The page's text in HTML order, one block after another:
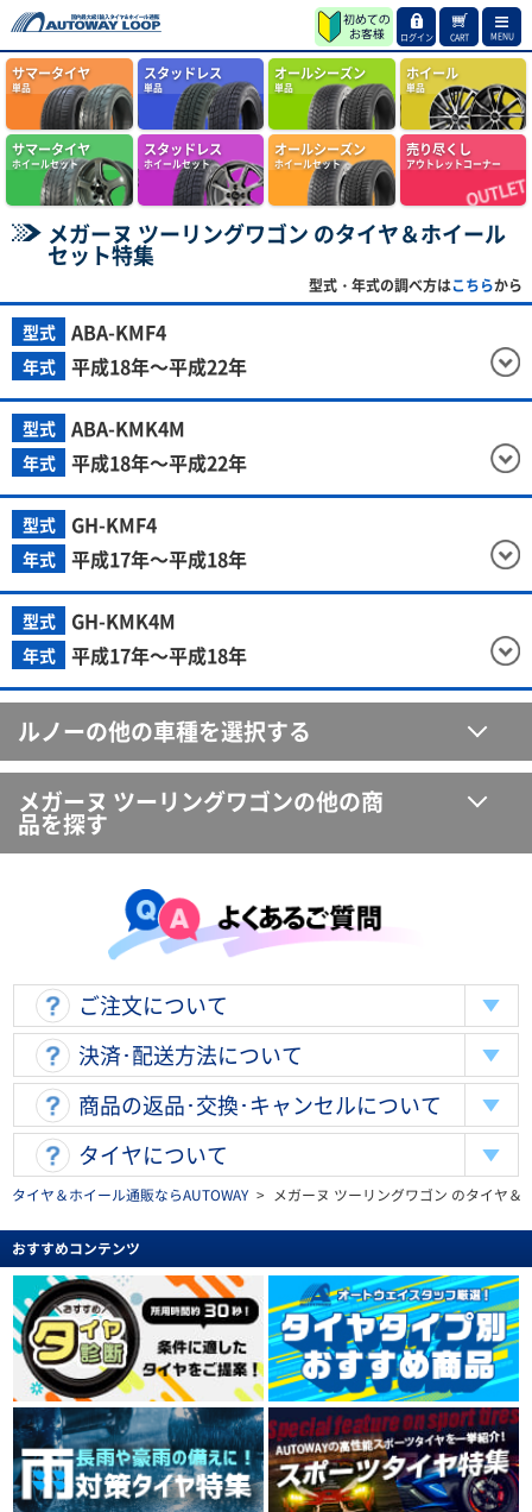
ログイン CART MENU
サマータイヤ
単品
スタッドレス
単品
オールシーズン
単品
ホイール
単品
サマータイヤ
ホイールセット
スタッドレス
ホイールセット
オールシーズン
ホイールセット
売り尽くし
アウトレットコーナー
メガーヌ ツーリングワゴン のタイヤ＆ホイール
セット特集
型式・年式の調べ方はこちらから
型式 ABA-KMF4
年式 平成18年～平成22年
型式 ABA-KMK4M
年式 平成18年～平成22年
型式 GH-KMF4
年式 平成17年～平成18年
型式 GH-KMK4M
年式 平成17年～平成18年
ルノーの他の車種を選択する
メガーヌ ツーリングワゴンの他の商
品を探す
ご注文について
決済･配送方法について
商品の返品･交換･キャンセルについて
タイヤについて
タイヤ＆ホイール通販ならAUTOWAY > メガーヌ ツーリングワゴン のタイヤ＆
おすすめコンテンツ